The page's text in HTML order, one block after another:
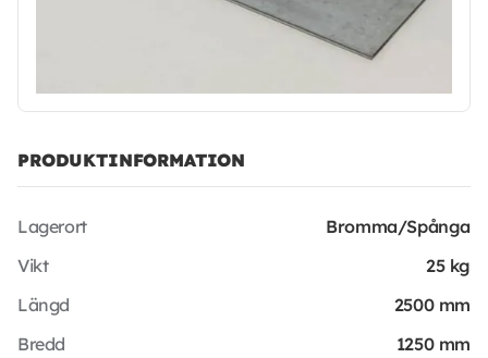
PRODUKTINFORMATION
Lagerort
Bromma/Spånga
Vikt
25 kg
Längd
2500 mm
Bredd
1250 mm